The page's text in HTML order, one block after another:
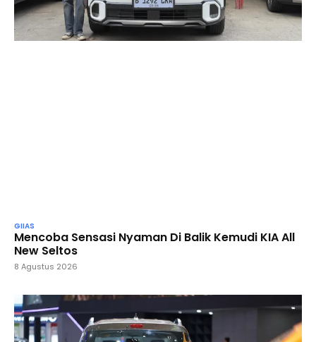
GIIAS
Mencoba Sensasi Nyaman Di Balik Kemudi KIA All
New Seltos
8 Agustus 2026